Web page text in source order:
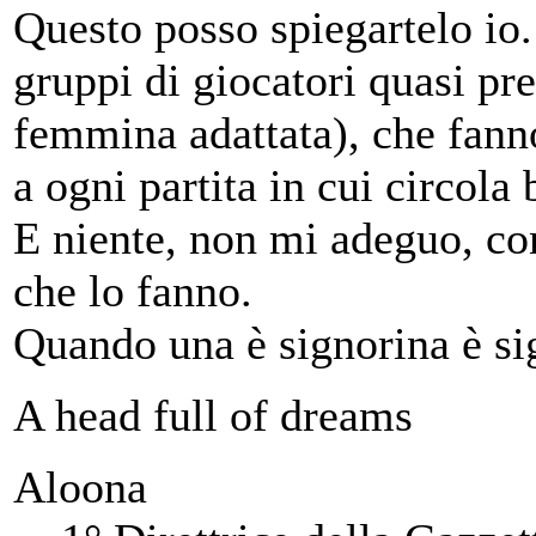
Questo posso spiegartelo
gruppi di giocatori quasi
femmina adattata), che
a ogni partita in cui circola
E niente, non mi adeguo,
che lo fanno.
Quando una è signorina è
A head full of dreams
Aloona